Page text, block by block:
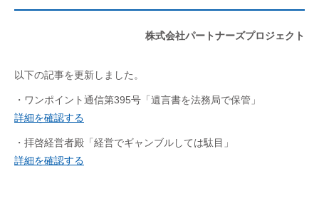
株式会社パートナーズプロジェクト
以下の記事を更新しました。
・ワンポイント通信第395号「遺言書を法務局で保管」
詳細を確認する
・拝啓経営者殿「経営でギャンブルしては駄目」
詳細を確認する